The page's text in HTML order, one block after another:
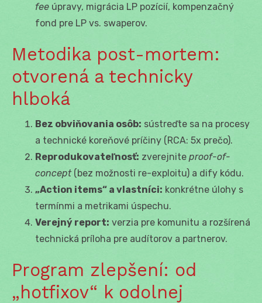
fee úpravy, migrácia LP pozícií, kompenzačný
fond pre LP vs. swaperov.
Metodika post-mortem:
otvorená a technicky
hlboká
Bez obviňovania osôb: sústreďte sa na procesy
a technické koreňové príčiny (RCA: 5x prečo).
Reprodukovateľnosť: zverejnite proof-of-
concept(bez možnosti re-exploitu) a dify kódu.
„Action items“ a vlastníci: konkrétne úlohy s
termínmi a metrikami úspechu.
Verejný report: verzia pre komunitu a rozšírená
technická príloha pre audítorov a partnerov.
Program zlepšení: od
„hotfixov“ k odolnej